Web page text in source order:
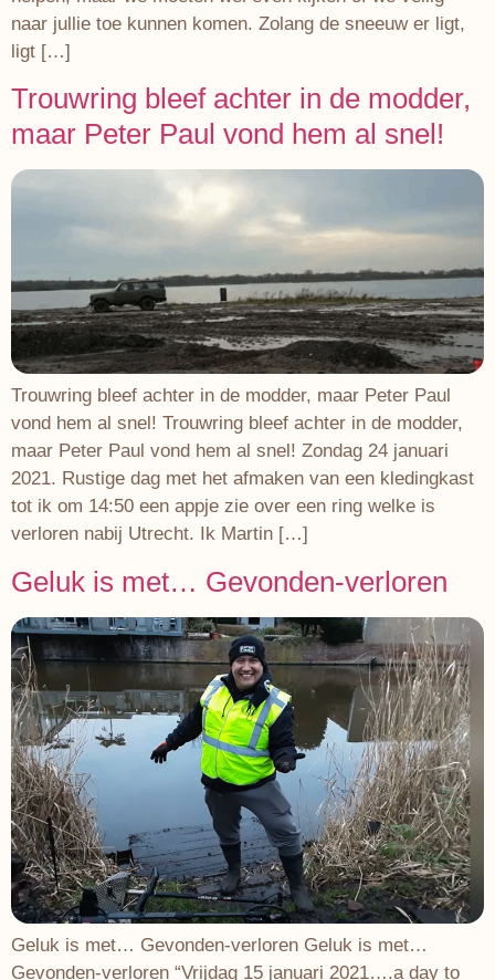
naar jullie toe kunnen komen. Zolang de sneeuw er ligt,
ligt […]
Trouwring bleef achter in de modder,
maar Peter Paul vond hem al snel!
Trouwring bleef achter in de modder, maar Peter Paul
vond hem al snel! Trouwring bleef achter in de modder,
maar Peter Paul vond hem al snel! Zondag 24 januari
2021. Rustige dag met het afmaken van een kledingkast
tot ik om 14:50 een appje zie over een ring welke is
verloren nabij Utrecht. Ik Martin […]
Geluk is met… Gevonden-verloren
Geluk is met… Gevonden-verloren Geluk is met…
Gevonden-verloren “Vrijdag 15 januari 2021….a day to